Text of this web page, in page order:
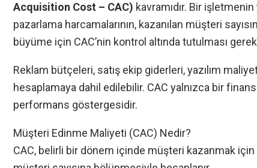
Acquisition Cost – CAC) kavramıdır. Bir
pazarlama harcamalarının, kazanılan müşteri
büyüme için CAC’nin kontrol altında tutulması
Reklam bütçeleri, satış ekip giderleri, yazılım
hesaplamaya dahil edilebilir. CAC yalnızca bir
performans göstergesidir.
Müşteri Edinme Maliyeti (CAC) Nedir?
CAC, belirli bir dönem içinde müşteri kazanmak için